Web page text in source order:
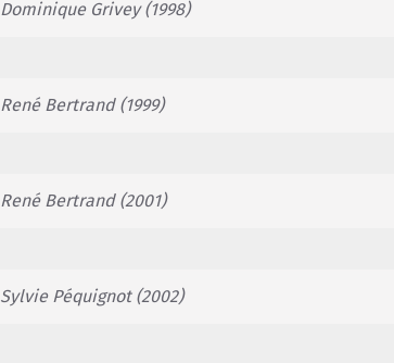
Dominique Grivey (1998)
René Bertrand (1999)
René Bertrand (2001)
Sylvie Péquignot (2002)